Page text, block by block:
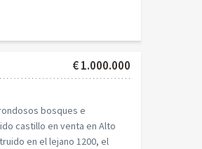
€ 1.000.000
bosques e
castillo en venta en Alto
en el lejano 1200, el